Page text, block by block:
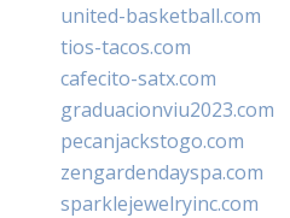
united-basketball.com
tios-tacos.com
cafecito-satx.com
graduacionviu2023.com
pecanjackstogo.com
zengardendayspa.com
sparklejewelryinc.com